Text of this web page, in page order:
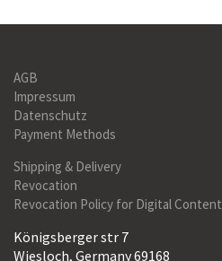
AGB
Impressum
Datenschutz
Payment Methods
Shipping & Delivery
Revocation
Revocation Policy for Digital Content
Königsberger str 7
Wiesloch, Germany 69168